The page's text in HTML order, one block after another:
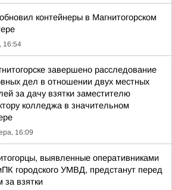
контейнеры в Магнитогорском
16:54
завершено расследование
дел в отношении двух местных
за дачу взятки заместителю
колледжа в значительном
16:09
выявленные оперативниками
городского УМВД, предстанут перед
за взятки